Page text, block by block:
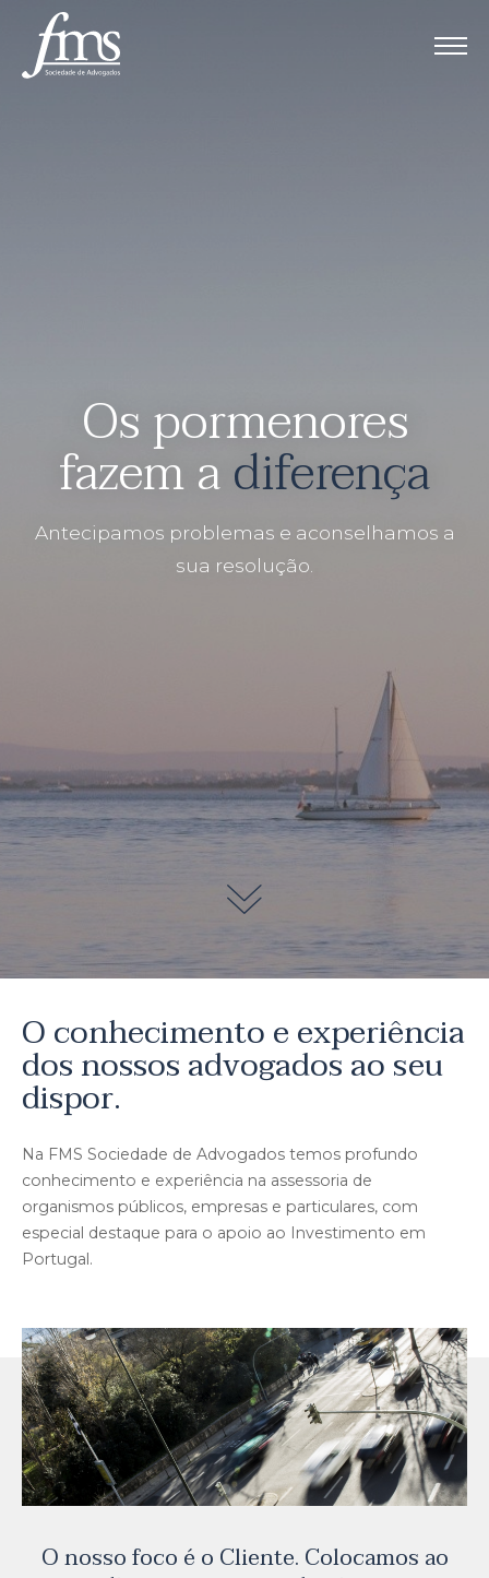
Os pormenores
fazem adiferença
Antecipamos problemas e aconselhamos a
sua resolução.
O conhecimento e experiência
dos nossos advogados ao seu
dispor.
Na FMS Sociedade de Advogados temos profundo
conhecimento e experiência na assessoria de
organismos públicos, empresas e particulares, com
especial destaque para o apoio ao Investimento em
Portugal.
O nosso foco é o Cliente. Colocamos ao